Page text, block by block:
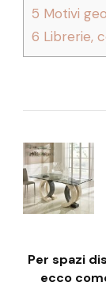
5 Motivi
6 Librerie,
Per spazi
ecco